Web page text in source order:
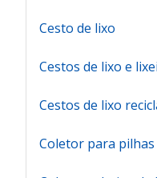
Cesto de lixo
Cestos de lixo e
Cestos de lixo
Coletor para